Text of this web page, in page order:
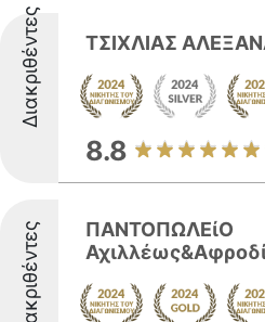
Διακριθέντες ΤΣΙΧΛΙΑΣ
8.8
Διακριθέντες
ΠΑΝΤΟΠΩΛΕίΟ